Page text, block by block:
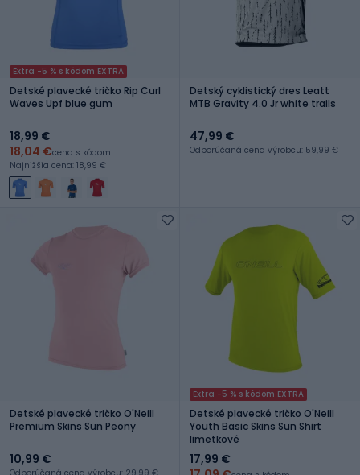
Extra -5 % s kódom EXTRA
Detské plavecké tričko Rip Curl
Waves Upf blue gum
18,99 €
18,04 €cena s kódom
Najnižšia cena: 18,99 €
Detský cyklistický dres Leatt
MTB Gravity 4.0 Jr white trails
47,99 €
Odporúčaná cena výrobcu: 59,99 €
Detské plavecké tričko O'Neill
Premium Skins Sun Peony
10,99 €
Extra -5 % s kódom EXTRA
Detské plavecké tričko O'Neill
Youth Basic Skins Sun Shirt
limetkové
17,99 €